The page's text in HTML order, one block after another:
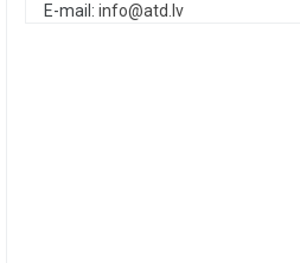
E-mail: info@atd.lv